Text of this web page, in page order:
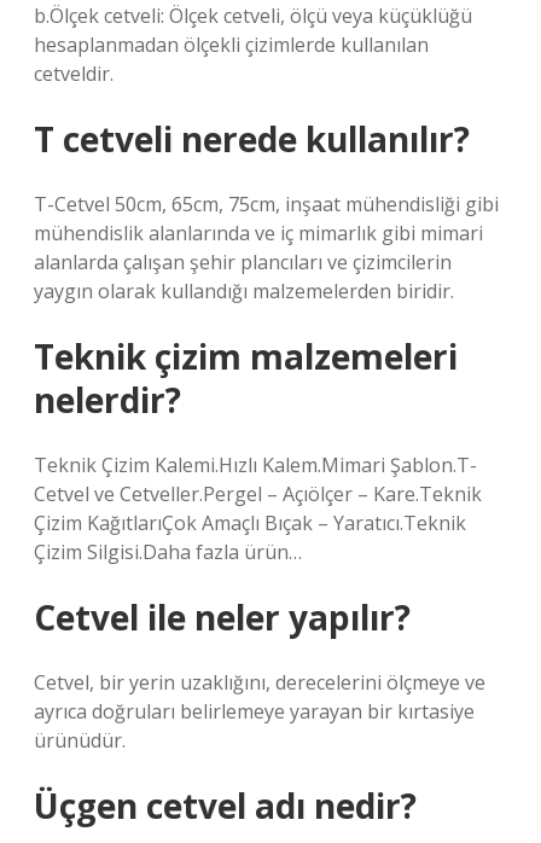
b.Ölçek cetveli: Ölçek cetveli, ölçü veya küçüklüğü
hesaplanmadan ölçekli çizimlerde kullanılan
cetveldir.
T cetveli nerede kullanılır?
T-Cetvel 50cm, 65cm, 75cm, inşaat mühendisliği gibi
mühendislik alanlarında ve iç mimarlık gibi mimari
alanlarda çalışan şehir plancıları ve çizimcilerin
yaygın olarak kullandığı malzemelerden biridir.
Teknik çizim malzemeleri
nelerdir?
Teknik Çizim Kalemi.Hızlı Kalem.Mimari Şablon.T-
Cetvel ve Cetveller.Pergel – Açıölçer – Kare.Teknik
Çizim KağıtlarıÇok Amaçlı Bıçak – Yaratıcı.Teknik
Çizim Silgisi.Daha fazla ürün…
Cetvel ile neler yapılır?
Cetvel, bir yerin uzaklığını, derecelerini ölçmeye ve
ayrıca doğruları belirlemeye yarayan bir kırtasiye
ürünüdür.
Üçgen cetvel adı nedir?